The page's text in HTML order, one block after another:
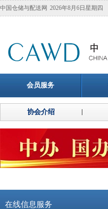
中国仓储与配送网 2026年8月6日星期四
会员服务
协会介绍
在线信息服务